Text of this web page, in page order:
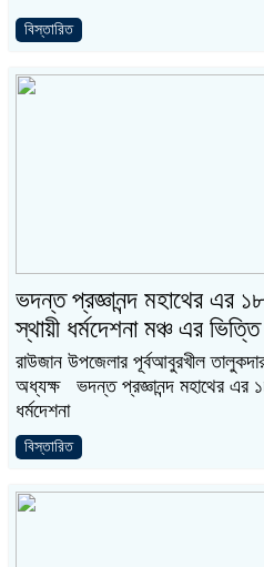
বিস্তারিত
ভদন্ত প্রজ্ঞানন্দ মহাথের এর
স্থায়ী ধর্মদেশনা মঞ্চ এর
রাউজান উপজেলার পূর্বআবুরখীল
অধ্যক্ষ ভদন্ত প্রজ্ঞানন্দ মহাথের এর
ধর্মদেশনা
বিস্তারিত